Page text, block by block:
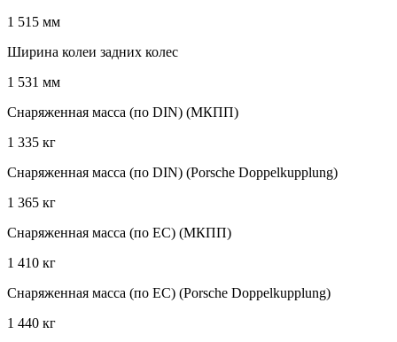
1 515 мм
Ширина колеи задних колес
1 531 мм
Снаряженная масса (по DIN) (МКПП)
1 335 кг
Снаряженная масса (по DIN) (Porsche Doppelkupplung)
1 365 кг
Снаряженная масса (по EC) (МКПП)
1 410 кг
Снаряженная масса (по EC) (Porsche Doppelkupplung)
1 440 кг